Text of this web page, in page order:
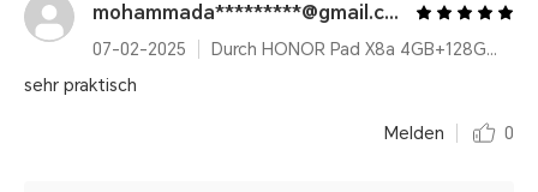
mohammada*********@gmail.com
07-02-2025
Durch HONOR Pad X8a 4GB+128GB, 11 Zoll Display, Space Grey, 8300mAh Ultragroßer Akku, Snapdragon 6nm Chipset
sehr praktisch
Melden 0